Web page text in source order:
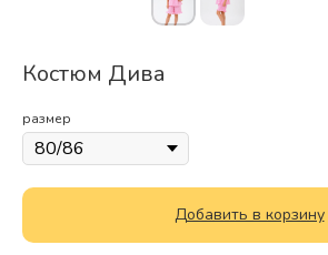
Костюм Дива
размер
Добавить в корзину